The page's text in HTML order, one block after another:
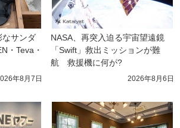
なサンダ
・Teva・
年8月7日
NASA、再突入迫る宇宙望遠鏡
「Swift」救出ミッションが難
航　救援機に何が?
2026年8月6日